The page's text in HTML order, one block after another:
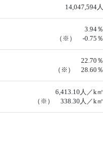
14,047,594人
3.94％
（※） -0.75％
22.70％
（※） 28.60％
6,413.10人／k㎡
（※） 338.30人／k㎡